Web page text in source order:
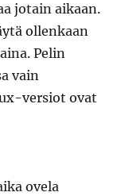
jotain aikaan.
ollenkaan
Pelin
vain
versiot ovat
ovela